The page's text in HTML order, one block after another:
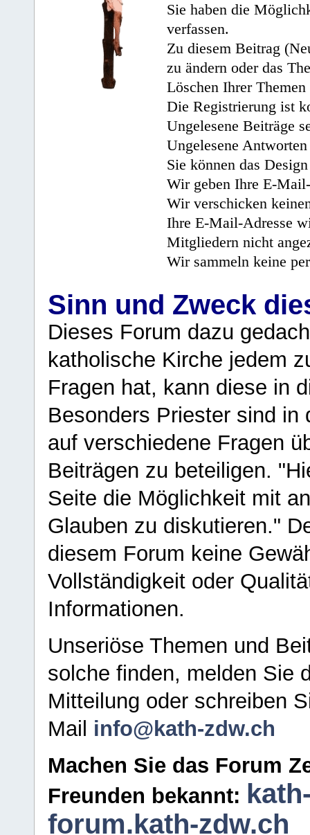
Sie haben die
verfassen.
Zu diesem Beitrag
zu ändern oder das
Löschen Ihrer
Die Registrierung ist
Ungelesene Beiträge
Ungelesene
Sie können das
Wir geben Ihre E-
Wir verschicken
Ihre E-Mail-Adresse
Mitgliedern nicht
Wir sammeln keine
Sinn und Zweck
Dieses Forum dazu
katholische Kirche jedem
Fragen hat, kann diese in
Besonders Priester sind in
auf verschiedene Fragen
Beiträgen zu beteiligen.
Seite die Möglichkeit mit
Glauben zu diskutieren."
diesem Forum keine
Vollständigkeit oder
Informationen.
Unseriöse Themen und
solche finden, melden Sie
Mitteilung oder schreiben
Mail info@kath-zdw.ch
Machen Sie das Forum
Freunden bekannt:
forum.kath-zdw.ch